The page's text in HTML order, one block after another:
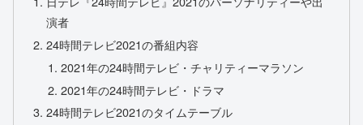
演者
24時間テレビ2021の番組内容
2021年の24時間テレビ・チャリティーマラソン
2021年の24時間テレビ・ドラマ
24時間テレビ2021のタイムテーブル